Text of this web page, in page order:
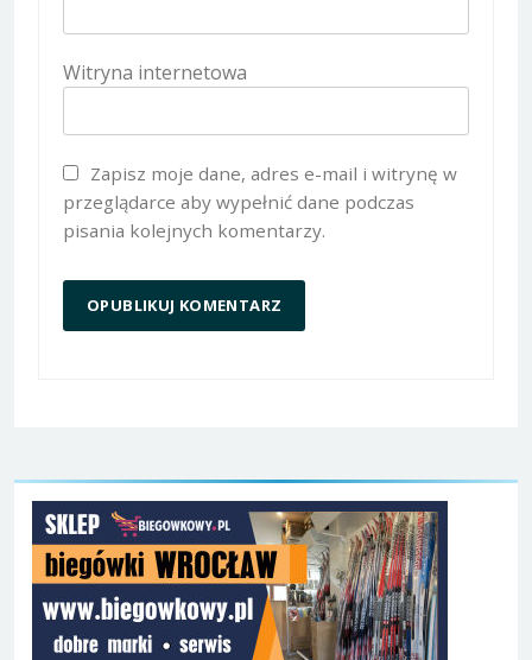
Witryna internetowa
Zapisz moje dane, adres e-mail i witrynę w
przeglądarce aby wypełnić dane podczas
pisania kolejnych komentarzy.